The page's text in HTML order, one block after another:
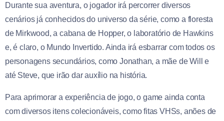
Durante sua aventura, o jogador irá percorrer diversos
cenários já conhecidos do universo da série, como a floresta
de Mirkwood, a cabana de Hopper, o laboratório de Hawkins
e, é claro, o Mundo Invertido. Ainda irá esbarrar com todos os
personagens secundários, como Jonathan, a mãe de Will e
até Steve, que irão dar auxílio na história.
Para aprimorar a experiência de jogo, o game ainda conta
com diversos itens colecionáveis, como fitas VHSs, anões de